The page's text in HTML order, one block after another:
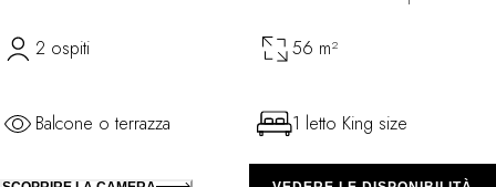
2 ospiti 56 m²
Balcone o terrazza 1 letto King size